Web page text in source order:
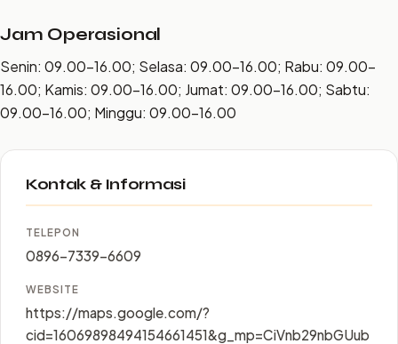
Jam Operasional
Senin: 09.00–16.00; Selasa: 09.00–16.00; Rabu: 09.00–
16.00; Kamis: 09.00–16.00; Jumat: 09.00–16.00; Sabtu:
09.00–16.00; Minggu: 09.00–16.00
Kontak & Informasi
TELEPON
0896-7339-6609
WEBSITE
https://maps.google.com/?
cid=16069898494154661451&g_mp=CiVnb29nbGUub